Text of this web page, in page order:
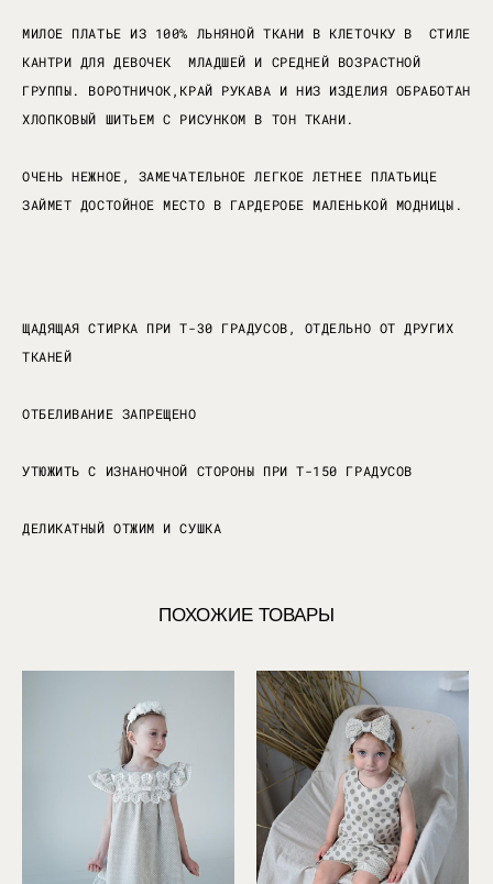
МИЛОЕ ПЛАТЬЕ ИЗ 100% ЛЬНЯНОЙ ТКАНИ В КЛЕТОЧКУ В СТИЛЕ
КАНТРИ ДЛЯ ДЕВОЧЕК МЛАДШЕЙ И СРЕДНЕЙ ВОЗРАСТНОЙ
ГРУППЫ. ВОРОТНИЧОК,КРАЙ РУКАВА И НИЗ ИЗДЕЛИЯ ОБРАБОТАН
ХЛОПКОВЫЙ ШИТЬЕМ С РИСУНКОМ В ТОН ТКАНИ.
ОЧЕНЬ НЕЖНОЕ, ЗАМЕЧАТЕЛЬНОЕ ЛЕГКОЕ ЛЕТНЕЕ ПЛАТЬИЦЕ
ЗАЙМЕТ ДОСТОЙНОЕ МЕСТО В ГАРДЕРОБЕ МАЛЕНЬКОЙ МОДНИЦЫ.
ЩАДЯЩАЯ СТИРКА ПРИ Т-30 ГРАДУСОВ, ОТДЕЛЬНО ОТ ДРУГИХ
ТКАНЕЙ
ОТБЕЛИВАНИЕ ЗАПРЕЩЕНО
УТЮЖИТЬ С ИЗНАНОЧНОЙ СТОРОНЫ ПРИ Т-150 ГРАДУСОВ
ДЕЛИКАТНЫЙ ОТЖИМ И СУШКА
ПОХОЖИЕ ТОВАРЫ